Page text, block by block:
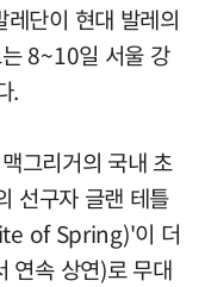
단이 현대 발레의
8~10일 서울 강
.
그리거의 국내 초
선구자 글랜 테틀
of Spring)'이 더
연속 상연)로 무대